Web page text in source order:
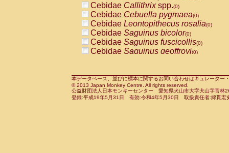
CercopithecidaeCercocebus agilis
CercopithecidaeCercocebus
CercopithecidaeCercocebus
CercopithecidaeCercocebus
CercopithecidaeCercocebus
CercopithecidaeCercocebushybrid
CercopithecidaePapio anubis(0)
CercopithecidaePapio cynocephalus
CercopithecidaePapio hamadryas(0)
Cebidae Callithrixspp.(0)
Cebidae Cebuella pygmaea(0)
Cebidae Leontopithecus rosalia(0)
Cebidae Saguinus bicolor(0)
Cebidae Saguinus fuscicollis(0)
Cebidae Saguinus geoffroyi(0)
CebidaeSaguinus leucopus(0)
CebidaeSaguinus midas(0)
Cebidae Saguinus mystax(0)
本データベース、並びに標本に関するお問い合わせはキュレータ
© 2013 Japan Monkey Centre. All rights reserved.
公益財団法人日本モンキーセンター 愛知県犬山市大字犬山字官
登録:平成19年5月31日 有効:令和4年5月30日 取扱責任者:綿貫宏